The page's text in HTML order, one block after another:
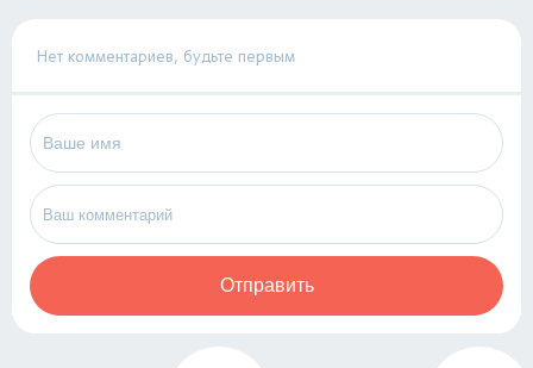
Нет комментариев, будьте первым
Отправить